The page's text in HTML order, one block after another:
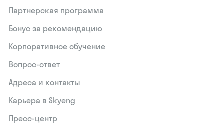
Партнерская программа
Бонус за рекомендацию
Корпоративное обучение
Вопрос-ответ
Адреса и контакты
Карьера в Skyeng
Пресс-центр